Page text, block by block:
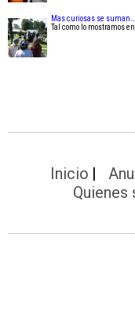
Mas curiosas se suman…
Tal como lo mostramos en
Inicio
Quienes